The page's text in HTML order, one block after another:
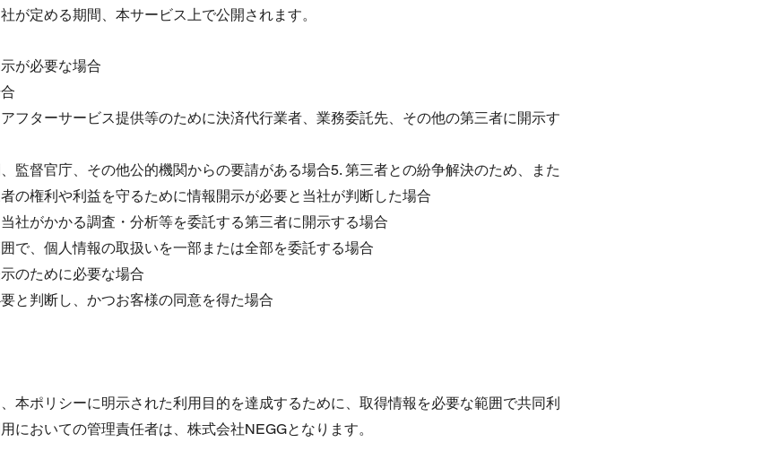
が定める期間、本サービス上で公開されます。
が必要な場合
フターサービス提供等のために決済代行業者、業務委託先、その他の第三者に開示す
監督官庁、その他公的機関からの要請がある場合5. 第三者との紛争解決のため、また
の権利や利益を守るために情報開示が必要と当社が判断した場合
社がかかる調査・分析等を委託する第三者に開示する場合
で、個人情報の取扱いを一部または全部を委託する場合
のために必要な場合
と判断し、かつお客様の同意を得た場合
本ポリシーに明示された利用目的を達成するために、取得情報を必要な範囲で共同利
においての管理責任者は、株式会社NEGGとなります。